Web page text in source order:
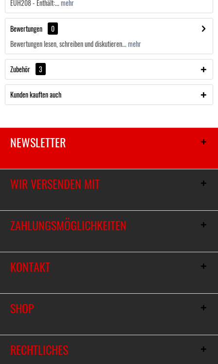
EUH208 - Enthält:...mehr
Bewertungen
0
Bewertungen lesen, schreiben und diskutieren...mehr
Zubehör 3
Kunden kauften auch
NEWSLETTER
WIR VERSENDEN MIT
ZAHLUNGSMÖGLICHKEITEN
KONTAKT
SHOP
RECHTLICHES